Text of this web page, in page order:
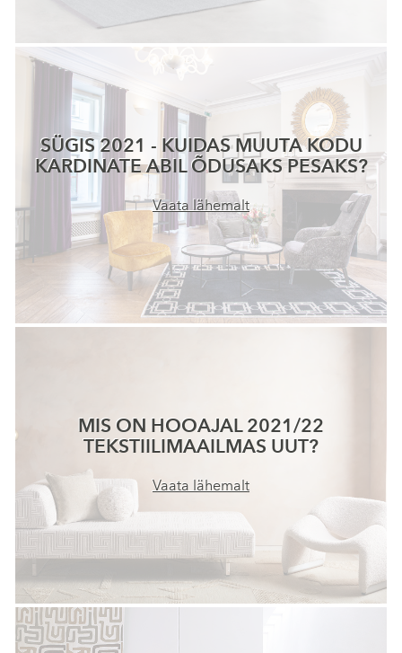
SÜGIS 2021 - KUIDAS MUUTA KODU
KARDINATE ABIL ÕDUSAKS PESAKS?
Vaata lähemalt
MIS ON HOOAJAL 2021/22
TEKSTIILIMAAILMAS UUT?
Vaata lähemalt